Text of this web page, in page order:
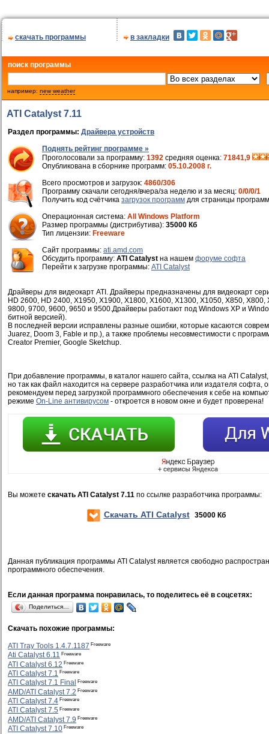
скачать программы в закладки
поиск программы
например: new weather
ATI Catalyst 7.11
Раздел программы: Драйвера устройств
Поднять рейтинг программе »
Проголосовали за программу: 1392 средняя оценка: 71841,9
Опубликована в сборнике программ: 05.10.2008 г.
Всего просмотров и загрузок: 4860/306
Программу скачали сегодня/вчера/за неделю и за месяц: 0/0/0/1
Получить код счётчика загрузок программ для страницы
Операционная система: All Windows Platform
Размер программы (дистрибутива): 35000 Кб
Тип лицензии: Freeware
Cайт программы: ati.amd.com
Обсудить программу: ATI Catalyst на нашем форуме софта
Перейти к загрузке программы: ATI Catalyst
Драйверы для видеокарт ATI. Драйверы предназначены для видеокарт
HD 2600, HD 2400, X1950, X1900, X1800, X1600, X1300, X1050, X850, X800,
9800, 9700, 9600, 9650 и 9500.Драйверы работают под Windows XP и
битной версией).
В последней версии исправлены разные ошибки, которые касаются
Juarez, Doom 3, Fable и пр.), а также проблемы несовместимости с
Creator Premier, Google Sketchup.
При добавление программы, в каталог нашего сайта, ссылка на ATI
но так как файл находится на сервере разработчика или издателя
рекомендуем перед загрузкой программного обеспечения к себе на
режиме On-Line антивирусом - откроется в новом окне и будет проверена!
Вы можете скачать ATI Catalyst 7.11 по ссылке разработчика программы:
Скачать ATI Catalyst 35000 Кб
Данная публикация программы ATI Catalyst является свободно
программного обеспечения.
Если данная программа понравилась, то поделитесь её в соцсетях:
Поделиться…
Скачать похожие программы:
ATI Tray Tools 1.4.7.1187 Freeware
Ati Catalyst 6.11 Freeware
ATI Catalyst 6.12 Freeware
ATI Catalyst 7.1 Freeware
ATI Catalyst 7.1 Final Freeware
AMD/ATI Catalyst 7.2 Freeware
ATI Catalyst 7.4 Freeware
ATI Catalyst 7.5 Freeware
AMD/ATI Catalyst 7.9 Freeware
ATI Catalyst 7.10 Freeware